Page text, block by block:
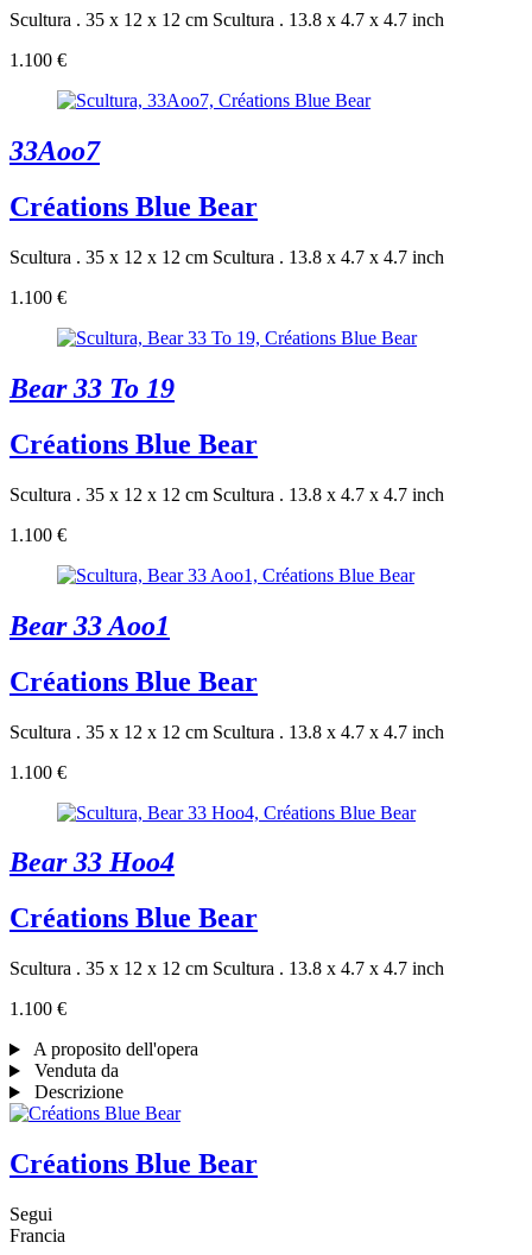
Scultura . 35 x 12 x 12 cm Scultura . 13.8 x 4.7 x 4.7 inch
1.100 €
33Aoo7
Créations Blue Bear
Scultura . 35 x 12 x 12 cm Scultura . 13.8 x 4.7 x 4.7 inch
1.100 €
Bear 33 To 19
Créations Blue Bear
Scultura . 35 x 12 x 12 cm Scultura . 13.8 x 4.7 x 4.7 inch
1.100 €
Bear 33 Aoo1
Créations Blue Bear
Scultura . 35 x 12 x 12 cm Scultura . 13.8 x 4.7 x 4.7 inch
1.100 €
Bear 33 Hoo4
Créations Blue Bear
Scultura . 35 x 12 x 12 cm Scultura . 13.8 x 4.7 x 4.7 inch
1.100 €
A proposito dell'opera
Venduta da
Descrizione
Créations Blue Bear
Segui
Francia